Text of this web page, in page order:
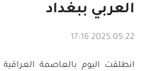
العربي ببغداد
2025.05.22 17:16
انطلقت اليوم بالعاصمة العراقية